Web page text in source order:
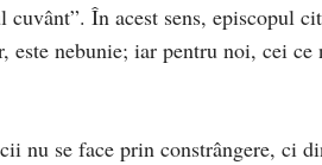
În acest sens, episcopul
nebunie; iar pentru noi, cei
nu se face prin constrângere, ci